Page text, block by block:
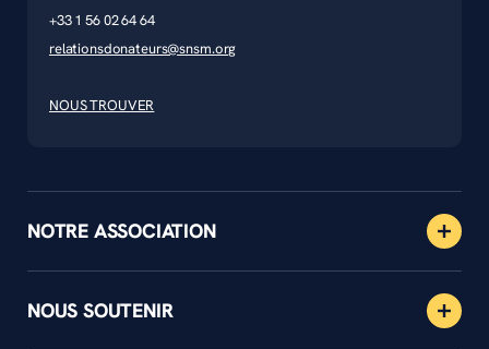
+33 1 56 02 64 64
relationsdonateurs@snsm.org
NOUS TROUVER
NOTRE ASSOCIATION
NOUS SOUTENIR